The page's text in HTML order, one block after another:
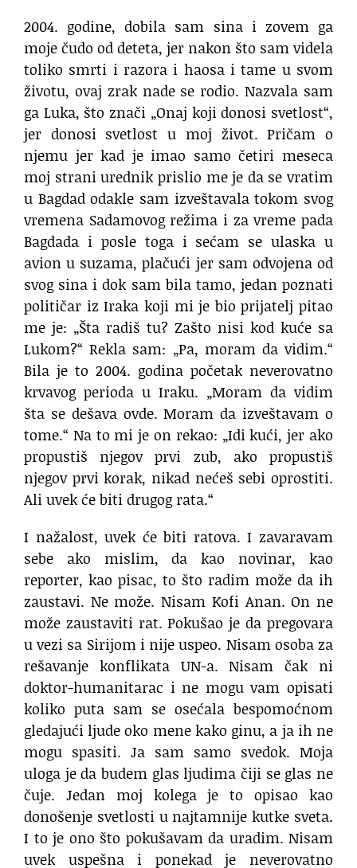
2004. godine, dobila sam sina i zovem ga
moje čudo od deteta, jer nakon što sam videla
toliko smrti i razora i haosa i tame u svom
životu, ovaj zrak nade se rodio. Nazvala sam
ga Luka, što znači „Onaj koji donosi svetlost“,
jer donosi svetlost u moj život. Pričam o
njemu jer kad je imao samo četiri meseca
moj strani urednik prislio me je da se vratim
u Bagdad odakle sam izveštavala tokom svog
vremena Sadamovog režima i za vreme pada
Bagdada i posle toga i sećam se ulaska u
avion u suzama, plačući jer sam odvojena od
svog sina i dok sam bila tamo, jedan poznati
političar iz Iraka koji mi je bio prijatelj pitao
me je: „Šta radiš tu? Zašto nisi kod kuće sa
Lukom?“ Rekla sam: „Pa, moram da vidim.“
Bila je to 2004. godina početak neverovatno
krvavog perioda u Iraku. „Moram da vidim
šta se dešava ovde. Moram da izveštavam o
tome.“ Na to mi je on rekao: „Idi kući, jer ako
propustiš njegov prvi zub, ako propustiš
njegov prvi korak, nikad nećeš sebi oprostiti.
Ali uvek će biti drugog rata.“
I nažalost, uvek će biti ratova. I zavaravam
sebe ako mislim, da kao novinar, kao
reporter, kao pisac, to što radim može da ih
zaustavi. Ne može. Nisam Kofi Anan. On ne
može zaustaviti rat. Pokušao je da pregovara
u vezi sa Sirijom i nije uspeo. Nisam osoba za
rešavanje konflikata UN-a. Nisam čak ni
doktor-humanitarac i ne mogu vam opisati
koliko puta sam se osećala bespomoćnom
gledajući ljude oko mene kako ginu, a ja ih ne
mogu spasiti. Ja sam samo svedok. Moja
uloga je da budem glas ljudima čiji se glas ne
čuje. Jedan moj kolega je to opisao kao
donošenje svetlosti u najtamnije kutke sveta.
I to je ono što pokušavam da uradim. Nisam
uvek uspešna i ponekad je neverovatno